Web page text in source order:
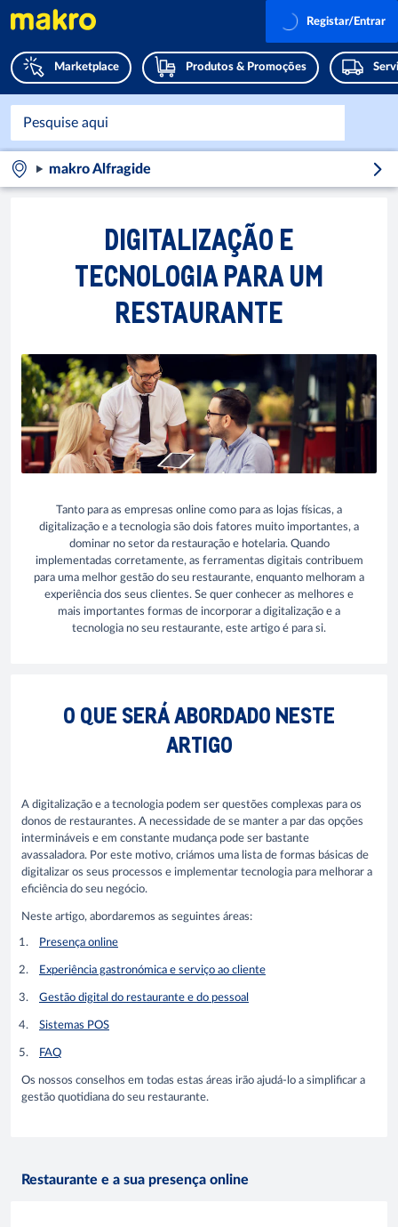
Marketplace Produtos & Promoções
Registar/Entrar
makro Alfragide
DIGITALIZAÇÃO E
TECNOLOGIA PARA UM
RESTAURANTE
Tanto para as empresas online como para as lojas físicas, a
digitalização e a tecnologia são dois fatores muito importantes, a
dominar no setor da restauração e hotelaria. Quando
implementadas corretamente, as ferramentas digitais contribuem
para uma melhor gestão do seu restaurante, enquanto melhoram a
experiência dos seus clientes. Se quer conhecer as melhores e
mais importantes formas de incorporar a digitalização e a
tecnologia no seu restaurante, este artigo é para si.
O QUE SERÁ ABORDADO NESTE
ARTIGO
A digitalização e a tecnologia podem ser questões complexas para os
donos de restaurantes. A necessidade de se manter a par das opções
intermináveis e em constante mudança pode ser bastante
avassaladora. Por este motivo, criámos uma lista de formas básicas de
digitalizar os seus processos e implementar tecnologia para melhorar a
eficiência do seu negócio.
Neste artigo, abordaremos as seguintes áreas:
Presença online
Experiência gastronómica e serviço ao cliente
Gestão digital do restaurante e do pessoal
Sistemas POS
FAQ
Os nossos conselhos em todas estas áreas irão ajudá-lo a simplificar a
gestão quotidiana do seu restaurante.
Restaurante e a sua presença online